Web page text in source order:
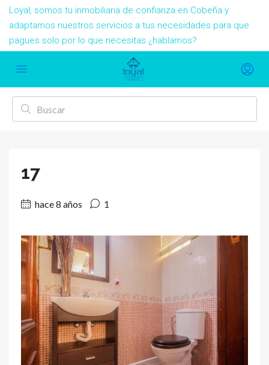
Loyal, somos tu inmobiliaria de confianza en Cobeña y
adaptamos nuestros servicios a tus necesidades para que
pagues solo por lo que necesitas ¿hablamos?
17
hace 8 años 1